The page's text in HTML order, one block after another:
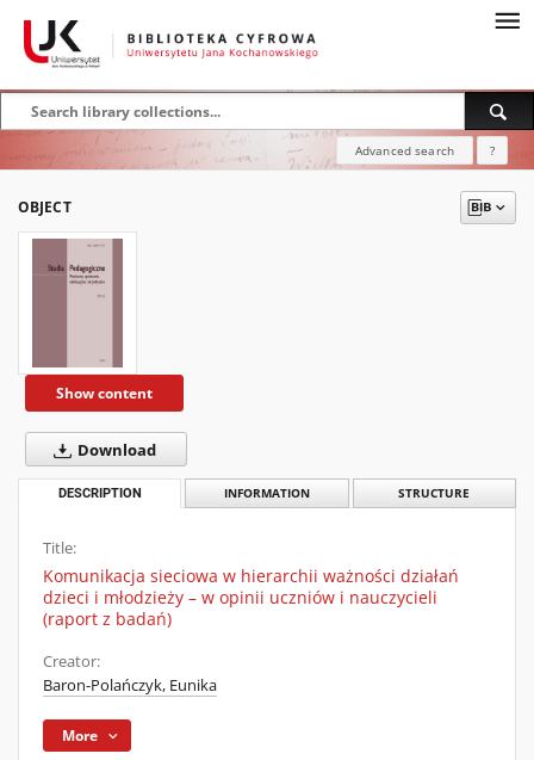
Advanced search ?
OBJECT
Show content
Download
DESCRIPTION INFORMATION STRUCTURE
Title:
Komunikacja sieciowa w hierarchii ważności działań
dzieci i młodzieży – w opinii uczniów i nauczycieli
(raport z badań)
Creator:
Baron-Polańczyk, Eunika
More